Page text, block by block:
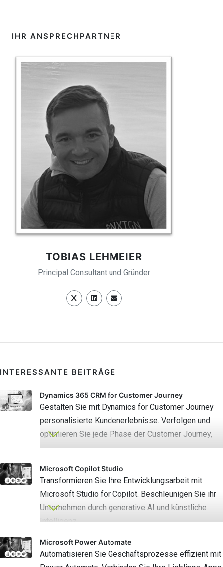
IHR ANSPRECHPARTNER
TOBIAS LEHMEIER
Principal Consultant und Gründer
INTERESSANTE BEITRÄGE
Dynamics 365 CRM for Customer Journey
Gestalten Sie mit Dynamics for Customer Journey
personalisierte Kundenerlebnisse. Verfolgen und
optimieren Sie jede Phase der Customer Journey,
Microsoft Copilot Studio
Transformieren Sie Ihre Entwicklungsarbeit mit
Microsoft Studio for Copilot. Beschleunigen Sie ihr
Unternehmen durch generative AI und künstliche
Intelligenz.
Microsoft Power Automate
Automatisieren Sie Geschäftsprozesse effizient mit